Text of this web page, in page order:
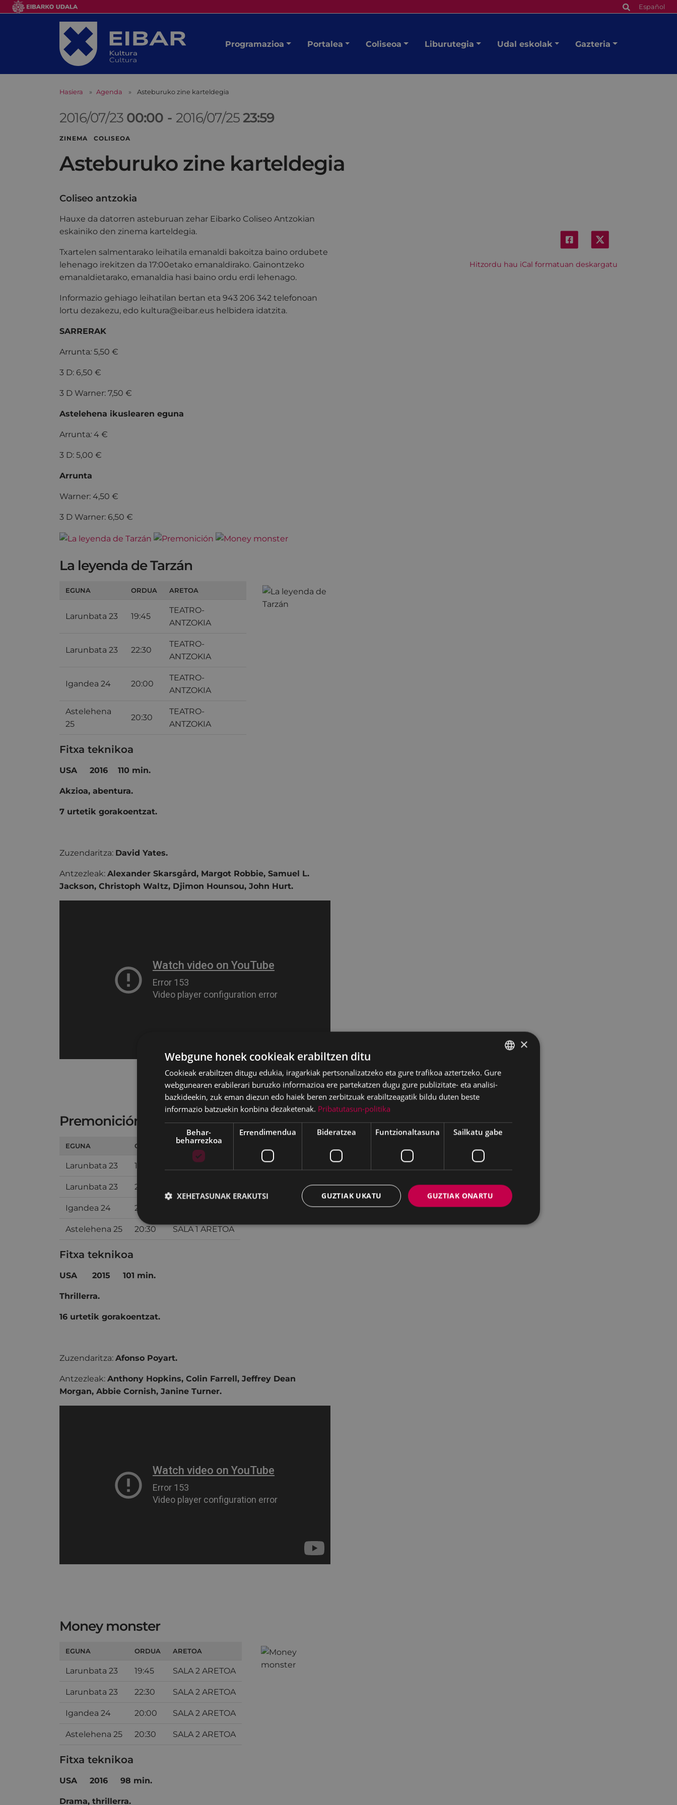
Español
Programazioa Portalea Coliseoa Liburutegia Udal eskolak Gazteria
Hasiera Agenda Asteburuko zine karteldegia
2016/07/23 00:00 - 2016/07/2523:59
ZINEMA COLISEOA
Asteburuko zine karteldegia
Coliseo antzokia
Hitzordu hau iCal formatuan deskargatu
Hauxe da datorren asteburuan zehar Eibarko Coliseo Antzokian
eskainiko den zinema karteldegia.
Txartelen salmentarako leihatila emanaldi bakoitza baino ordubete
lehenago irekitzen da 17:00etako emanaldirako. Gainontzeko
emanaldietarako, emanaldia hasi baino ordu erdi lehenago.
Informazio gehiago leihatilan bertan eta 943 206 342 telefonoan
lortu dezakezu, edo kultura@eibar.eus helbidera idatzita.
SARRERAK
Arrunta: 5,50 €
3 D: 6,50 €
3 D Warner: 7,50 €
Astelehena ikuslearen eguna
Arrunta: 4 €
3 D: 5,00 €
Arrunta
Warner: 4,50 €
3 D Warner: 6,50 €
La leyenda de Tarzán
EGUNA ORDUA ARETOA
Larunbata 23 19:45
TEATRO-
ANTZOKIA
Larunbata 23 22:30
TEATRO-
ANTZOKIA
Igandea 24 20:00
TEATRO-
ANTZOKIA
Astelehena
25
20:30
TEATRO-
ANTZOKIA
Fitxa teknikoa
USA 2016 110 min.
Akzioa, abentura.
7 urtetik gorakoentzat.
Zuzendaritza: David Yates.
Antzezleak: Alexander Skarsgård, Margot Robbie, Samuel L.
Jackson, Christoph Waltz, Djimon Hounsou, John Hurt.
Premonición
EGUNA ORDUA ARETOA
Larunbata 23 19:45
Larunbata 23 22:30
Igandea 24 20:00
Astelehena 25 20:30 SALA 1 ARETOA
Fitxa teknikoa
USA 2015 101 min.
Thrillerra.
16 urtetik gorakoentzat.
Zuzendaritza: Afonso Poyart.
Antzezleak: Anthony Hopkins, Colin Farrell, Jeffrey Dean
Morgan, Abbie Cornish, Janine Turner.
Money monster
EGUNA ORDUA ARETOA
Larunbata 23 19:45 SALA 2 ARETOA
Larunbata 23 22:30 SALA 2 ARETOA
Igandea 24 20:00 SALA 2 ARETOA
Astelehena 25 20:30 SALA 2 ARETOA
Fitxa teknikoa
USA 2016 98 min.
Drama, thrillerra.
BASQUE
SPANISH
×
Webgune honek cookieak erabiltzen ditu
Cookieak erabiltzen ditugu edukia, iragarkiak pertsonalizatzeko eta gure trafikoa aztertzeko. Gure
webgunearen erabilerari buruzko informazioa ere partekatzen dugu gure publizitate- eta analisi-
bazkideekin, zuk eman diezun edo haiek beren zerbitzuak erabiltzeagatik bildu duten beste
informazio batzuekin konbina dezaketenak. Pribatutasun-politika
Behar-
beharrezkoa
Errendimendua Bideratzea Funtzionaltasuna Sailkatu gabe
GUZTIAK ONARTU
GUZTIAK UKATU
XEHETASUNAK ERAKUTSI